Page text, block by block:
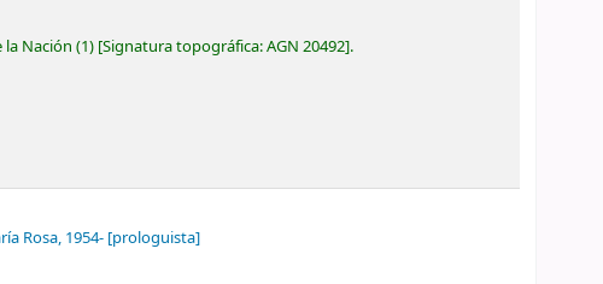
la Nación (1) Signatura topográfica:AGN 20492 .
Rosa, 1954-[prologuista]